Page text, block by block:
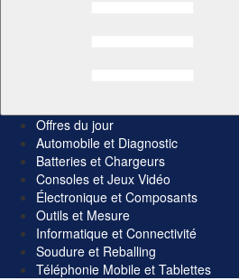
Offres du jour
Automobile et Diagnostic
Batteries et Chargeurs
Consoles et Jeux Vidéo
Électronique et Composants
Outils et Mesure
Informatique et Connectivité
Soudure et Reballing
Téléphonie Mobile et Tablettes